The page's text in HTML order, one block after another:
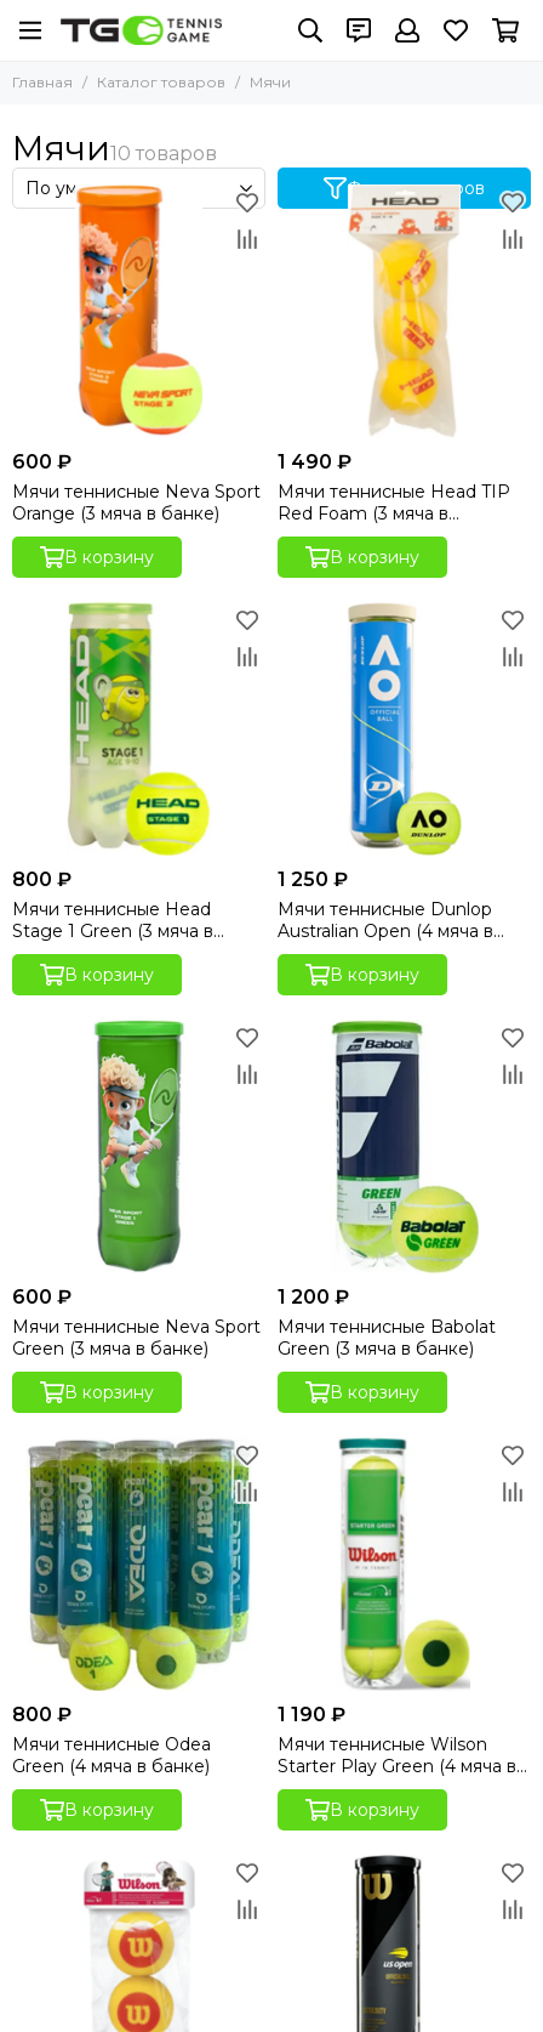
Главная Каталог товаров Мячи
Мячи
Фильтр товаров
600 ₽
Мячи теннисные Neva Sport
Orange (3 мяча в банке)
В корзину
1 490 ₽
Мячи теннисные Head TIP
Red Foam (3 мяча в
упаковке)
В корзину
800 ₽
Мячи теннисные Head
Stage 1 Green (3 мяча в
банке)
В корзину
1 250 ₽
Мячи теннисные Dunlop
Australian Open (4 мяча в
банке)
В корзину
600 ₽
Мячи теннисные Neva Sport
Green (3 мяча в банке)
В корзину
1 200 ₽
Мячи теннисные Babolat
Green (3 мяча в банке)
В корзину
800 ₽
Мячи теннисные Odea
Green (4 мяча в банке)
В корзину
1 190 ₽
Мячи теннисные Wilson
Starter Play Green (4 мяча в
банке)
В корзину